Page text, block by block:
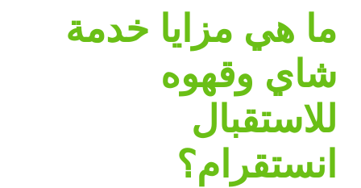
ما هي مزايا خدمة
شاي وقهوه
للاستقبال
انستقرام؟